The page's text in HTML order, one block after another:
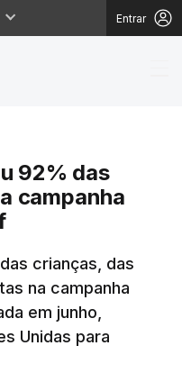
Entrar
vacinou
92% das
campanha
crianças, das
na campanha
em junho,
Unidas para